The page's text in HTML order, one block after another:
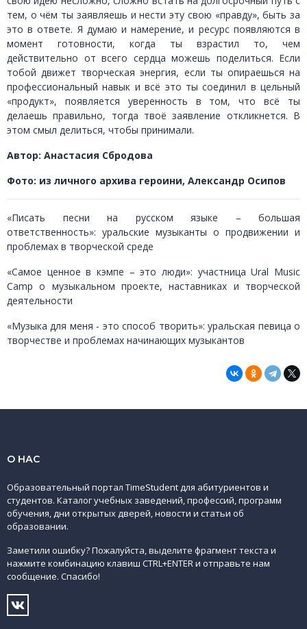
тем, о чём ты заявляешь и нести эту свою «правду», быть за
это в ответе. Я думаю и намерение, и ресурс появляются в
момент готовности, когда ты взрастил то, чем
действительно от всего сердца можешь поделиться. Если
тобой движет творческая энергия, если ты опираешься на
профессиональный навык и всё это ты соединил в цельный
«продукт», появляется уверенность в том, что всё ты
делаешь правильно, тогда твоё заявление откликнется. В
этом смыл делиться, чтобы принимали.
Автор: Анастасия Сбродова
Фото: из личного архива героини, Александр Осипов
«Писать песни на русском языке – большая
ответственность»: уральские музыканты о продвижении и
проблемах в творческой среде
«Самое ценное в кэмпе – это люди»: участница Ural Music
Camp о музыкальном проекте, наставниках и творческой
деятельности
«Музыка для меня - это способ творить»: уральская певица о
творчестве и проблемах начинающих музыкантов
О НАС
Образовательный портал TimeStudent для абитуриентов и
студентов. Каталог учебных заведений, профессий, программ
обучения, дни открытых дверей, новости и статьи об
образовании.
Заметили ошибку? Пожалуйста, выделите фрагмент текста и
нажмите комбинацию клавиш CTRL+ENTER и отправьте нам
сообщение. Спасибо!